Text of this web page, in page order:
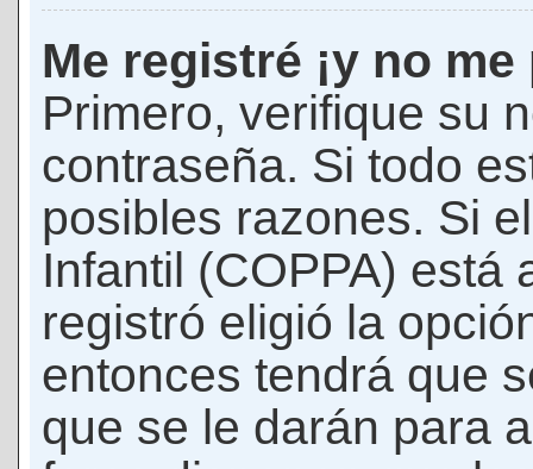
Me registré ¡y no
Primero, verifique su
contraseña. Si todo
posibles razones. Si
Infantil (COPPA) está
registró eligió la
entonces tendrá que
que se le darán para